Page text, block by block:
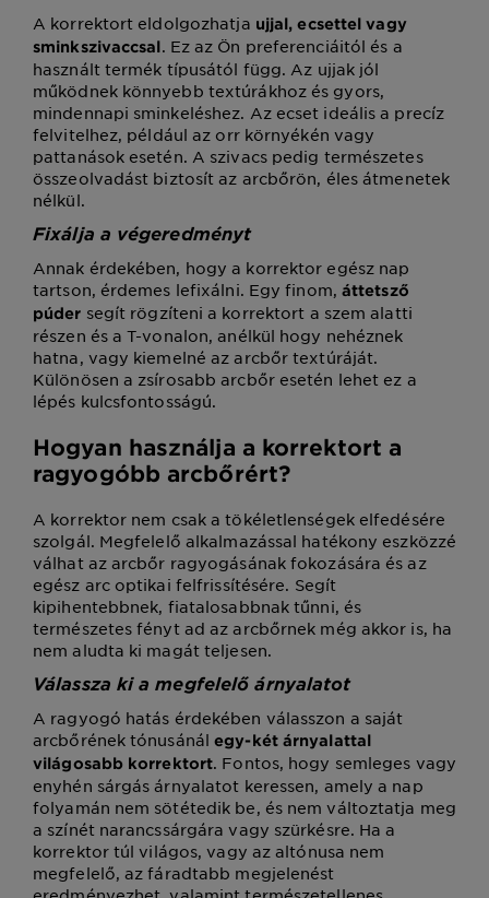
A korrektort eldolgozhatja ujjal, ecsettel vagy
sminkszivaccsal. Ez az Ön preferenciáitól és a
használt termék típusától függ. Az ujjak jól
működnek könnyebb textúrákhoz és gyors,
mindennapi sminkeléshez. Az ecset ideális a precíz
felvitelhez, például az orr környékén vagy
pattanások esetén. A szivacs pedig természetes
összeolvadást biztosít az arcbőrön, éles átmenetek
nélkül.
Fixálja a végeredményt
Annak érdekében, hogy a korrektor egész nap
tartson, érdemes lefixálni. Egy finom, áttetsző
púder segít rögzíteni a korrektort a szem alatti
részen és a T-vonalon, anélkül hogy nehéznek
hatna, vagy kiemelné az arcbőr textúráját.
Különösen a zsírosabb arcbőr esetén lehet ez a
lépés kulcsfontosságú.
Hogyan használja a korrektort a
ragyogóbb arcbőrért?
A korrektor nem csak a tökéletlenségek elfedésére
szolgál. Megfelelő alkalmazással hatékony eszközzé
válhat az arcbőr ragyogásának fokozására és az
egész arc optikai felfrissítésére. Segít
kipihentebbnek, fiatalosabbnak tűnni, és
természetes fényt ad az arcbőrnek még akkor is, ha
nem aludta ki magát teljesen.
Válassza ki a megfelelő árnyalatot
A ragyogó hatás érdekében válasszon a saját
arcbőrének tónusánálegy-két árnyalattal
világosabb korrektort. Fontos, hogy semleges vagy
enyhén sárgás árnyalatot keressen, amely a nap
folyamán nem sötétedik be, és nem változtatja meg
a színét narancssárgára vagy szürkésre. Ha a
korrektor túl világos, vagy az altónusa nem
megfelelő, az fáradtabb megjelenést